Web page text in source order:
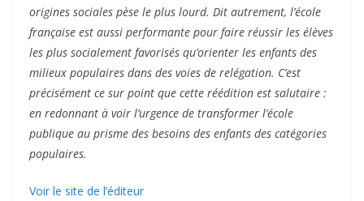
origines sociales pèse le plus lourd. Dit autrement, l’école
française est aussi performante pour faire réussir les élèves
les plus socialement favorisés qu’orienter les enfants des
milieux populaires dans des voies de relégation. C’est
précisément ce sur point que cette réédition est salutaire :
en redonnant à voir l’urgence de transformer l’école
publique au prisme des besoins des enfants des catégories
populaires.
Voir le site de l’éditeur